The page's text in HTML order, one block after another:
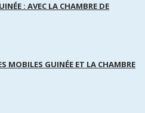
: AVEC LA CHAMBRE DE
MOBILES GUINÉE ET LA CHAMBRE